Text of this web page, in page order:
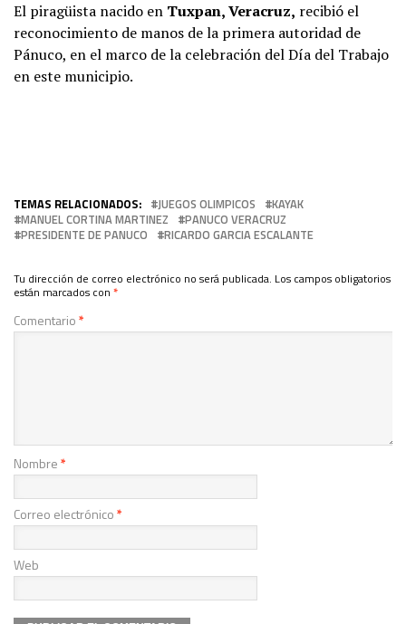
El piragüista nacido en Tuxpan, Veracruz, recibió el
reconocimiento de manos de la primera autoridad de
Pánuco, en el marco de la celebración del Día del Trabajo
en este municipio.
TEMAS RELACIONADOS: JUEGOS OLIMPICOS
KAYAK
MANUEL CORTINA MARTINEZ
PANUCO VERACRUZ
PRESIDENTE DE PANUCO
RICARDO GARCIA ESCALANTE
Tu dirección de correo electrónico no será publicada. Los campos obligatorios
están marcados con *
Comentario*
Nombre*
Correo electrónico*
Web